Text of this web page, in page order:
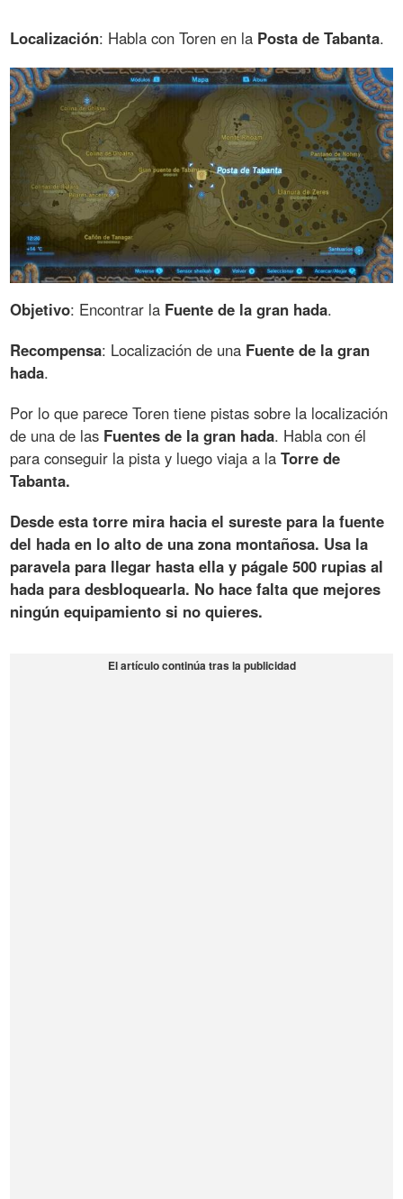
Localización: Habla con Toren en la Posta de Tabanta.
Objetivo: Encontrar la Fuente de la gran hada.
Recompensa: Localización de una Fuente de la gran
hada.
Por lo que parece Toren tiene pistas sobre la localización
de una de las Fuentes de la gran hada. Habla con él
para conseguir la pista y luego viaja a laTorre de
Tabanta.
Desde esta torre mira hacia el sureste para la fuente
del hada en lo alto de una zona montañosa. Usa la
paravela para llegar hasta ella y págale 500 rupias al
hada para desbloquearla. No hace falta que mejores
ningún equipamiento si no quieres.